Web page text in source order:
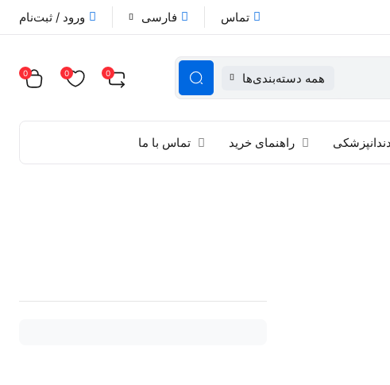
تماس فارسی ورود / ثبت‌نام
همه دسته‌بندی‌ها 0
0
0
راهنمای خرید تماس با ما